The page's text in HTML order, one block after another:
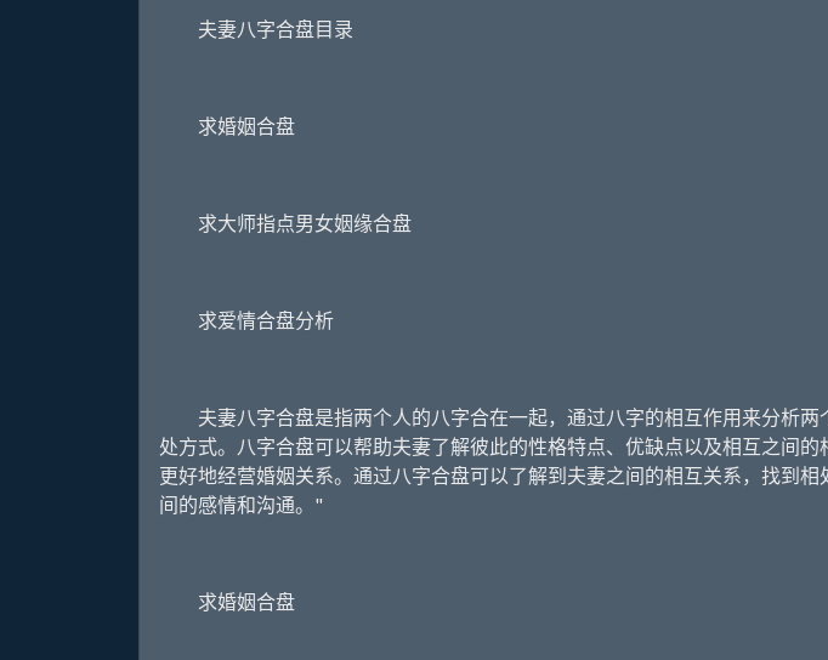
夫妻八字合盘目录
求婚姻合盘
求大师指点男女姻缘合盘
求爱情合盘分析
夫妻八字合盘是指两个人的八字合在一起，通过八字的相互作用来分析两
处方式。八字合盘可以帮助夫妻了解彼此的性格特点、优缺点以及相互之间的
更好地经营婚姻关系。通过八字合盘可以了解到夫妻之间的相互关系，找到相
间的感情和沟通。"
求婚姻合盘